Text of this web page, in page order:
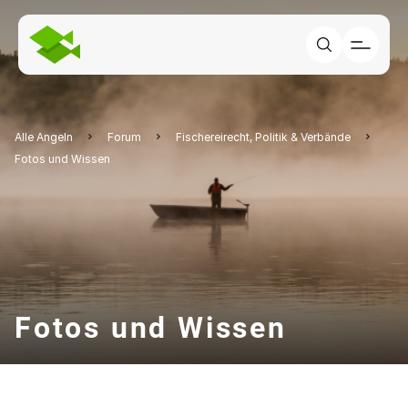
Alle Angeln Forum
Fischereirecht, Politik & Verbände
Fotos und Wissen
Fotos und Wissen